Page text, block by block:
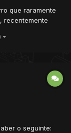
que raramente
recentemente
[17/04/2014
o seguinte: